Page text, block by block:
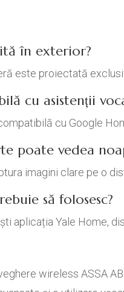
în exterior?
este proiectată
cu asistenții
cu Google
poate vedea
imagini clare pe o
să folosesc?
aplicația Yale Home,
wireless ASSA